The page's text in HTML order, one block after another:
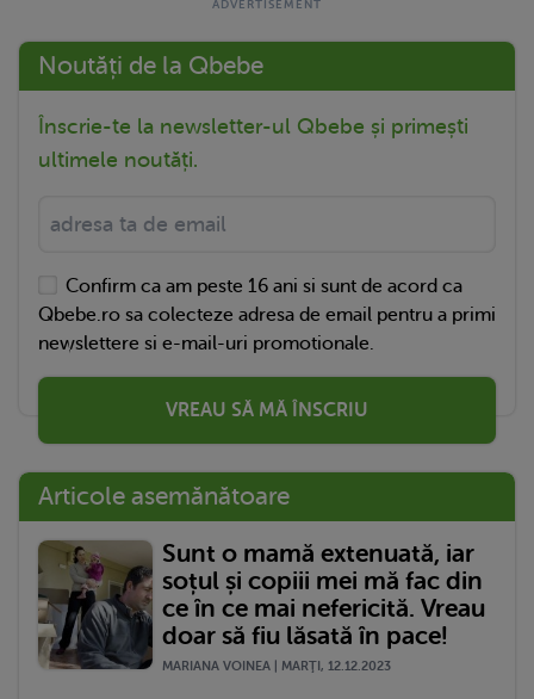
Noutăți de la Qbebe
Înscrie-te la newsletter-ul Qbebe și primești
ultimele noutăți.
Confirm ca am peste 16 ani si sunt de acord ca
Qbebe.ro sa colecteze adresa de email pentru a primi
newslettere si e-mail-uri promotionale.
VREAU SĂ MĂ ÎNSCRIU
Articole asemănătoare
Sunt o mamă extenuată, iar
soțul și copiii mei mă fac din
ce în ce mai nefericită. Vreau
doar să fiu lăsată în pace!
MARIANA VOINEA | MARŢI, 12.12.2023